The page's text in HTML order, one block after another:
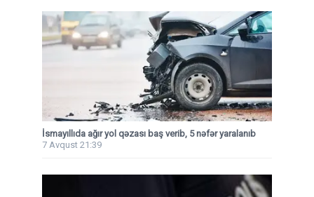
İsmayıllıda ağır yol qəzası baş verib, 5 nəfər yaralanıb
7 Avqust 21:39